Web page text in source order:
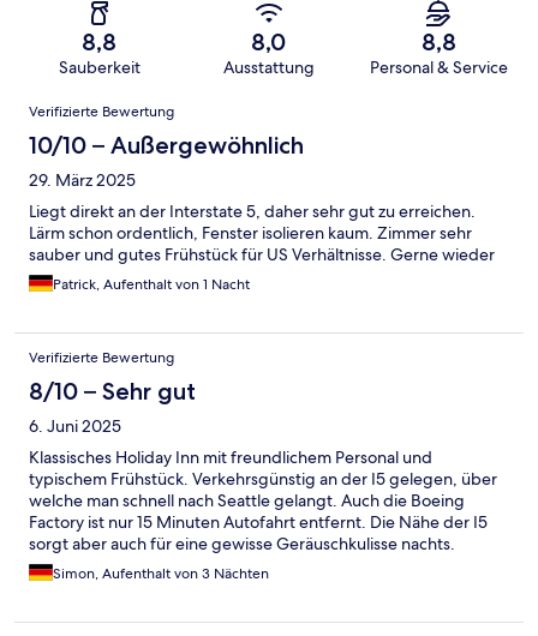
8,8
Sauberkeit
8,0
Ausstattung
8,8
Personal & Service
Bewertungen
Verifizierte Bewertung
10/10 – Außergewöhnlich
29. März 2025
Liegt direkt an der Interstate 5, daher sehr gut zu erreichen.
Lärm schon ordentlich, Fenster isolieren kaum. Zimmer sehr
sauber und gutes Frühstück für US Verhältnisse. Gerne wieder
Patrick, Aufenthalt von 1 Nacht
Verifizierte Bewertung
8/10 – Sehr gut
6. Juni 2025
Klassisches Holiday Inn mit freundlichem Personal und
typischem Frühstück. Verkehrsgünstig an der I5 gelegen, über
welche man schnell nach Seattle gelangt. Auch die Boeing
Factory ist nur 15 Minuten Autofahrt entfernt. Die Nähe der I5
sorgt aber auch für eine gewisse Geräuschkulisse nachts.
Ohropax sind hier für geräuschempfindliche Personen
empfehlenswert.
Simon, Aufenthalt von 3 Nächten